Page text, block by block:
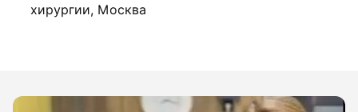
хирургии, Москва